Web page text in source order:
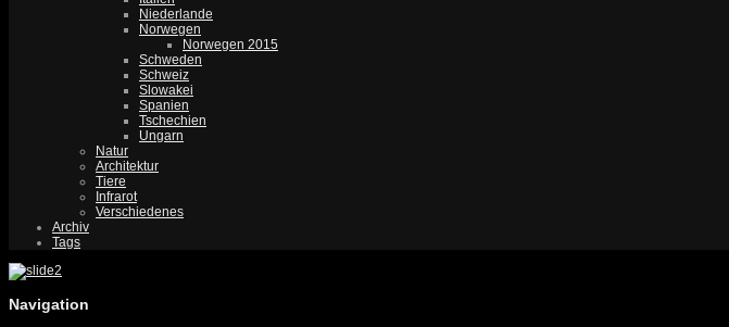
Niederlande
Norwegen
Norwegen 2015
Schweden
Schweiz
Slowakei
Spanien
Tschechien
Ungarn
Natur
Architektur
Tiere
Infrarot
Verschiedenes
Archiv
Tags
Navigation